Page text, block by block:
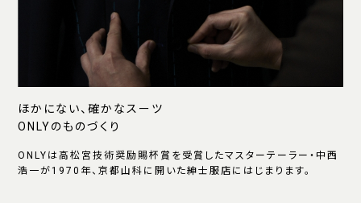
ほかにない、確かなスーツ
ONLYのものづくり
ONLYは高松宮技術奨励賜杯賞を受賞したマスターテーラー・中西
浩一が1970年、京都山科に開いた紳士服店にはじまります。